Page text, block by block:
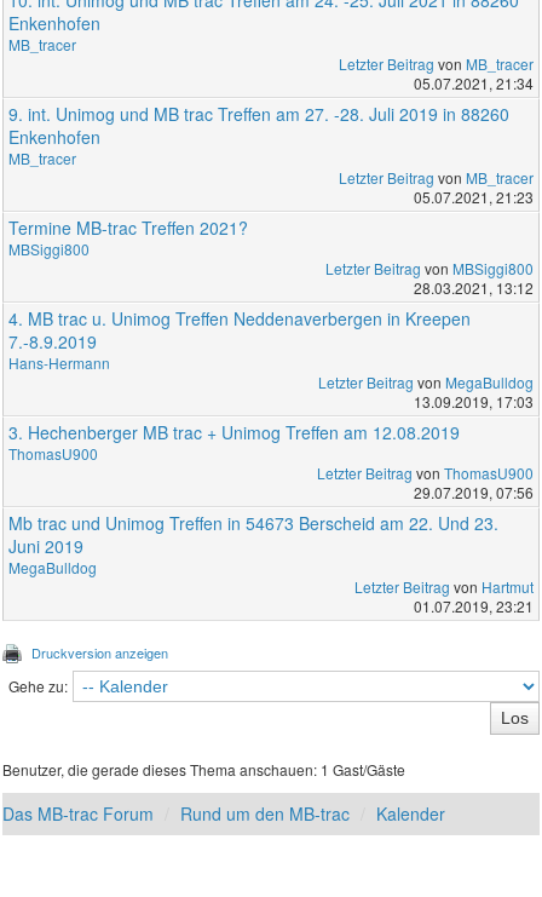
Enkenhofen
MB_tracer
Letzter Beitrag von MB_tracer
05.07.2021, 21:34
9. int. Unimog und MB trac Treffen am 27. -28. Juli 2019 in 88260
Enkenhofen
MB_tracer
Letzter Beitrag von MB_tracer
05.07.2021, 21:23
Termine MB-trac Treffen 2021?
MBSiggi800
Letzter Beitrag von MBSiggi800
28.03.2021, 13:12
4. MB trac u. Unimog Treffen Neddenaverbergen in Kreepen
7.-8.9.2019
Hans-Hermann
Letzter Beitrag von MegaBulldog
13.09.2019, 17:03
3. Hechenberger MB trac + Unimog Treffen am 12.08.2019
ThomasU900
Letzter Beitrag von ThomasU900
29.07.2019, 07:56
Mb trac und Unimog Treffen in 54673 Berscheid am 22. Und 23.
Juni 2019
MegaBulldog
Letzter Beitrag von Hartmut
01.07.2019, 23:21
Druckversion anzeigen
Gehe zu:
Benutzer, die gerade dieses Thema anschauen: 1 Gast/Gäste
Das MB-trac Forum Rund um den MB-trac Kalender